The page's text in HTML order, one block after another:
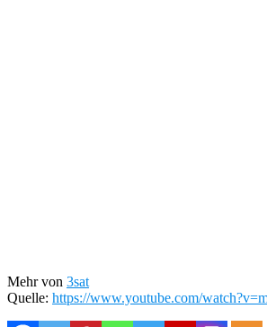
Mehr von 3sat
Quelle: https://www.youtube.com/